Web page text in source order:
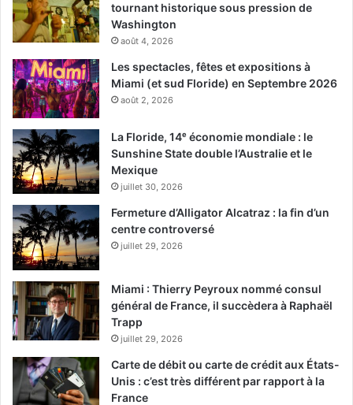
tournant historique sous pression de
Washington
août 4, 2026
Les spectacles, fêtes et expositions à
Miami (et sud Floride) en Septembre 2026
août 2, 2026
La Floride, 14ᵉ économie mondiale : le
Sunshine State double l’Australie et le
Mexique
juillet 30, 2026
Fermeture d’Alligator Alcatraz : la fin d’un
centre controversé
juillet 29, 2026
Miami : Thierry Peyroux nommé consul
général de France, il succèdera à Raphaël
Trapp
juillet 29, 2026
Carte de débit ou carte de crédit aux États-
Unis : c’est très différent par rapport à la
France